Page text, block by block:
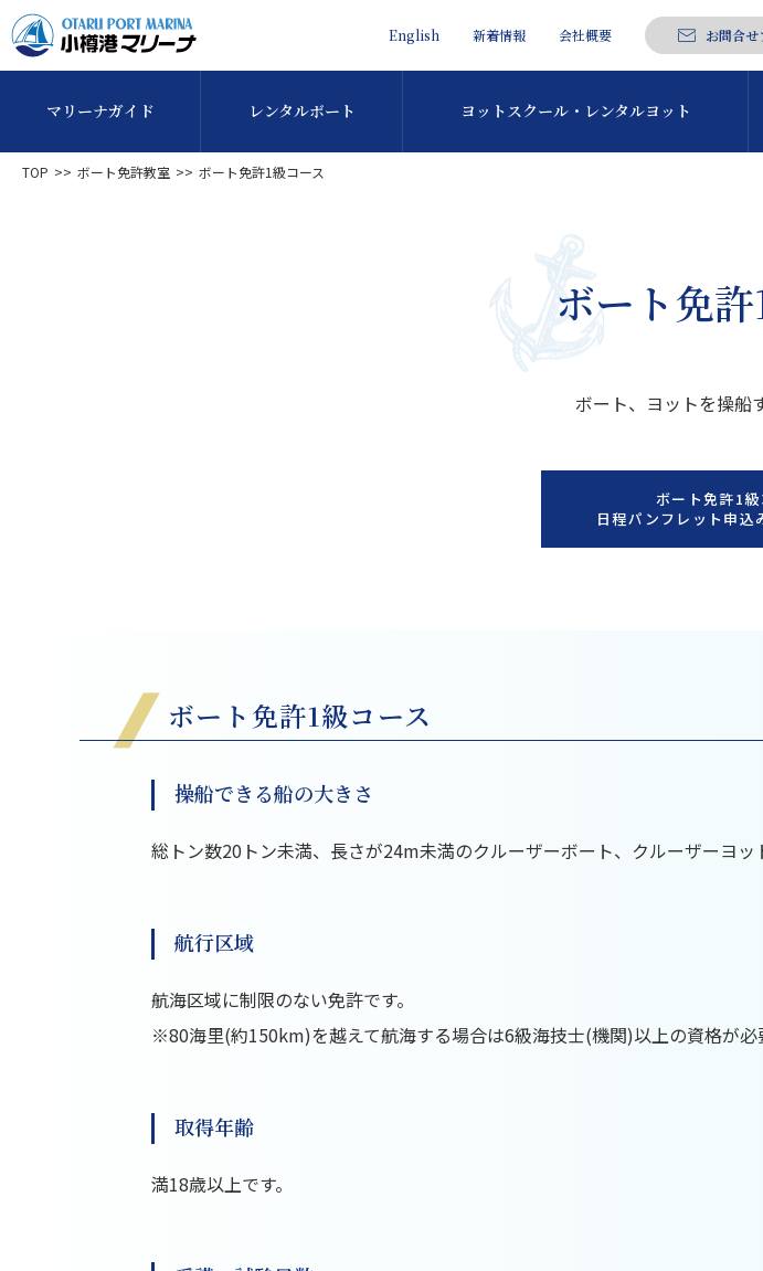
English 新着情報 会社概要 お問合せ
マリーナガイド レンタルボート ヨットスクール・ レンタルヨット
TOP ボート免許教室 ボート免許1級コース
ボート免
ボート、ヨットを操船
ボート免許1級
日程パンフレット申込
ボート免許1級コース
操船できる船の大きさ
総トン数20トン未満、長さが24m未満のクルーザーボート、クルーザーヨッ
航行区域
航海区域に制限のない免許です。
※80海里(約150km)を越えて航海する場合は6級海技士(機関)以上の資格が必
取得年齢
満18歳以上です。